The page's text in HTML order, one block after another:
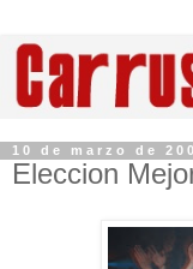
10 de marzo de
Eleccion